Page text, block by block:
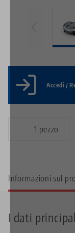
Accedi /
pezzo
Informazioni sul
I dati